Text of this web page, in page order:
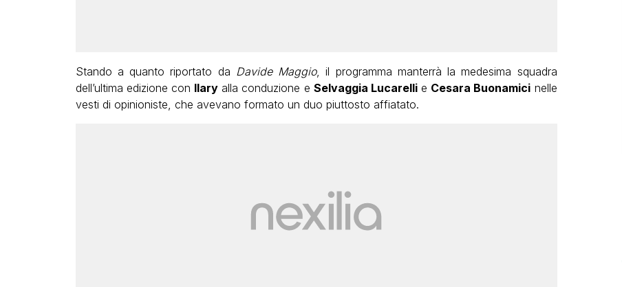
Stando a quanto riportato da Davide Maggio, il programma manterrà la medesima squadra
dell’ultima edizione con Ilary alla conduzione e Selvaggia Lucarellie Cesara Buonamici nelle
vesti di opinioniste, che avevano formato un duo piuttosto affiatato.